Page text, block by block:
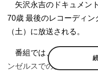
矢沢永吉のドキュメン
70歳 最後のレコーディン
（土）に放送される。
番組では、矢沢いわく
ンゼルスでの新作アルバ